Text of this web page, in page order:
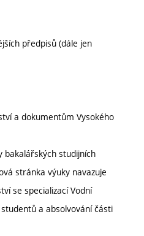
předpisů (dále jen
a dokumentům Vysokého
bakalářských studijních
stránka výuky navazuje
se specializací Vodní
a absolvování části